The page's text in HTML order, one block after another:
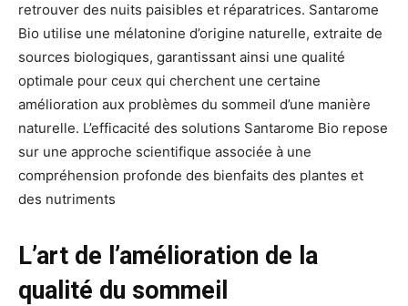
retrouver des nuits paisibles et réparatrices. Santarome
Bio utilise une mélatonine d’origine naturelle, extraite de
sources biologiques, garantissant ainsi une qualité
optimale pour ceux qui cherchent une certaine
amélioration aux problèmes du sommeil d’une manière
naturelle. L’efficacité des solutions Santarome Bio repose
sur une approche scientifique associée à une
compréhension profonde des bienfaits des plantes et
des nutriments
L’art de l’amélioration de la
qualité du sommeil